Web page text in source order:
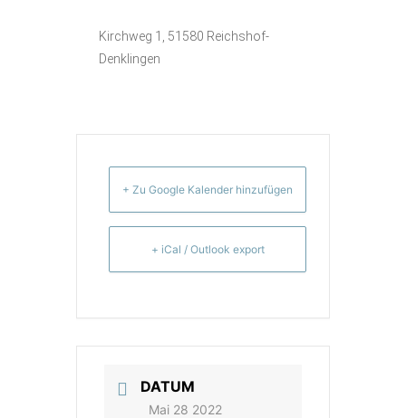
Kirchweg 1, 51580 Reichshof-
Denklingen
+ Zu Google Kalender hinzufügen
+ iCal / Outlook export
DATUM
Mai 28 2022